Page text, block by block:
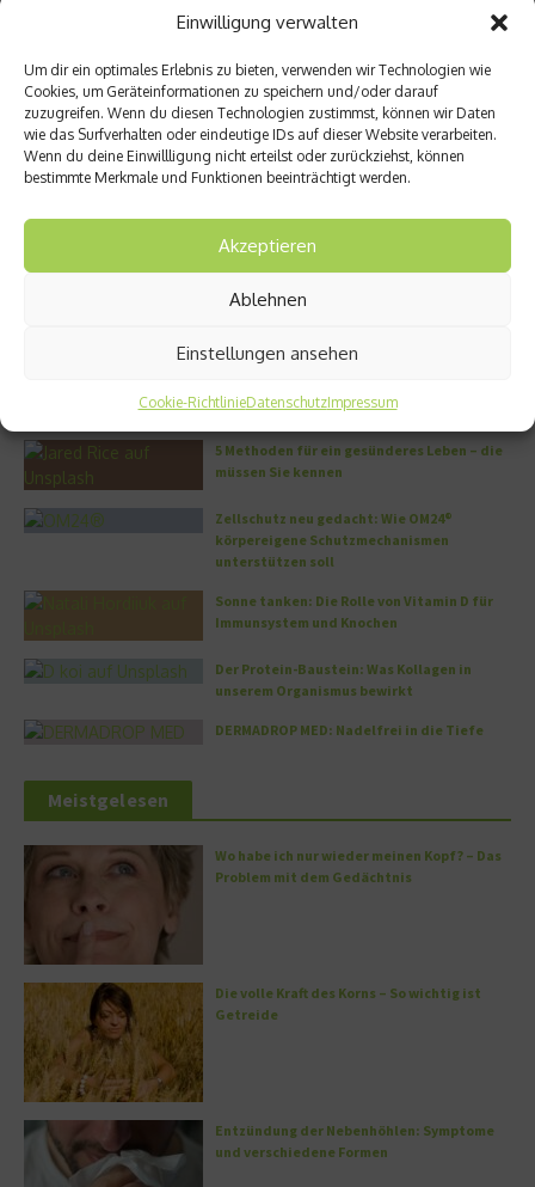
Einwilligung verwalten
Um dir ein optimales Erlebnis zu bieten, verwenden wir Technologien wie
Cookies, um Geräteinformationen zu speichern und/oder darauf
zuzugreifen. Wenn du diesen Technologien zustimmst, können wir Daten
wie das Surfverhalten oder eindeutige IDs auf dieser Website verarbeiten.
Wenn du deine Einwillligung nicht erteilst oder zurückziehst, können
bestimmte Merkmale und Funktionen beeinträchtigt werden.
Akzeptieren
Ablehnen
Einstellungen ansehen
Cookie-RichtlinieDatenschutzImpressum
Junges Blut für ältere Menschen
14. Juni 2018
5 Methoden für ein gesünderes Leben – die
müssen Sie kennen
Zellschutz neu gedacht: Wie OM24®
körpereigene Schutzmechanismen
unterstützen soll
Sonne tanken: Die Rolle von Vitamin D für
Immunsystem und Knochen
Der Protein-Baustein: Was Kollagen in
unserem Organismus bewirkt
DERMADROP MED: Nadelfrei in die Tiefe
Meistgelesen
Wo habe ich nur wieder meinen Kopf? – Das
Problem mit dem Gedächtnis
Die volle Kraft des Korns – So wichtig ist
Getreide
Entzündung der Nebenhöhlen: Symptome
und verschiedene Formen